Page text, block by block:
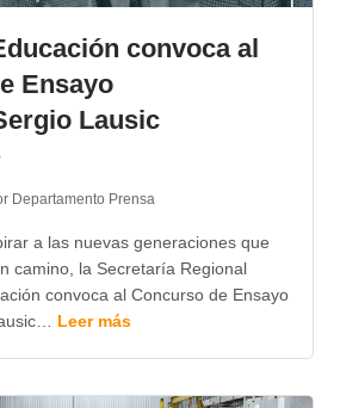
convoca al
Ensayo
Lausic
Departamento Prensa
a las nuevas generaciones que
camino, la Secretaría Regional
convoca al Concurso de Ensayo
Leer más